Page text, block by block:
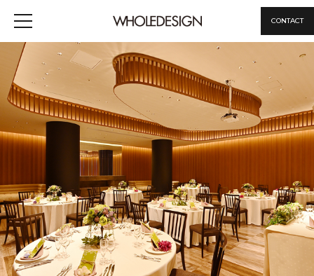
CONTACT